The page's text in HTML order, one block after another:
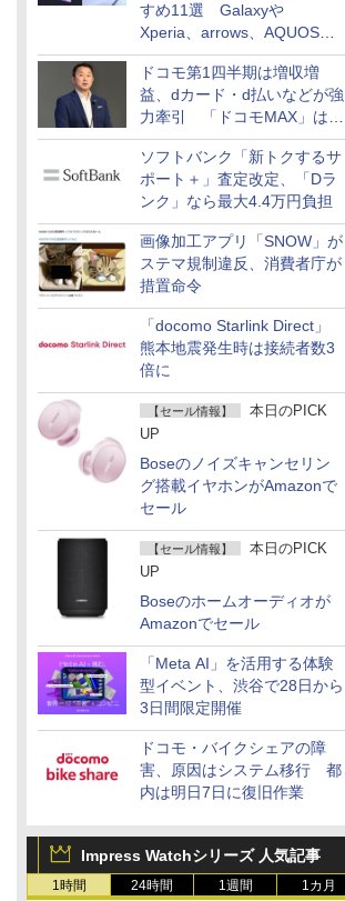
すめ11選 Galaxyや
Xperia、arrows、AQUOSな
ど注目機種の特徴は
ドコモ第1四半期は増収増
益、dカード・d払いなどが強
力牽引 「ドコモMAX」は
400万契約突破
ソフトバンク「新トクするサ
ポート＋」査定改定、「Dラ
ンク」なら最大4.4万円負担
画像加工アプリ「SNOW」が
ステマ規制違反、消費者庁が
措置命令
「docomo Starlink Direct」
熊本地震発生時は接続者数3
倍に
【セール情報】
本日のPICK
UP
Boseのノイズキャンセリン
グ搭載イヤホンがAmazonで
セール
【セール情報】
本日のPICK
UP
Boseのホームオーディオが
Amazonでセール
「Meta AI」を活用する体験
型イベント、渋谷で28日から
3日間限定開催
ドコモ・バイクシェアの障
害、原因はシステム移行 都
内は明日7日に復旧作業
Impress Watchシリーズ 人気記事
1時間 24時間 1週間 1カ月